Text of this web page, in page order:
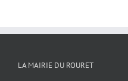
LA MAIRIE DU ROURET